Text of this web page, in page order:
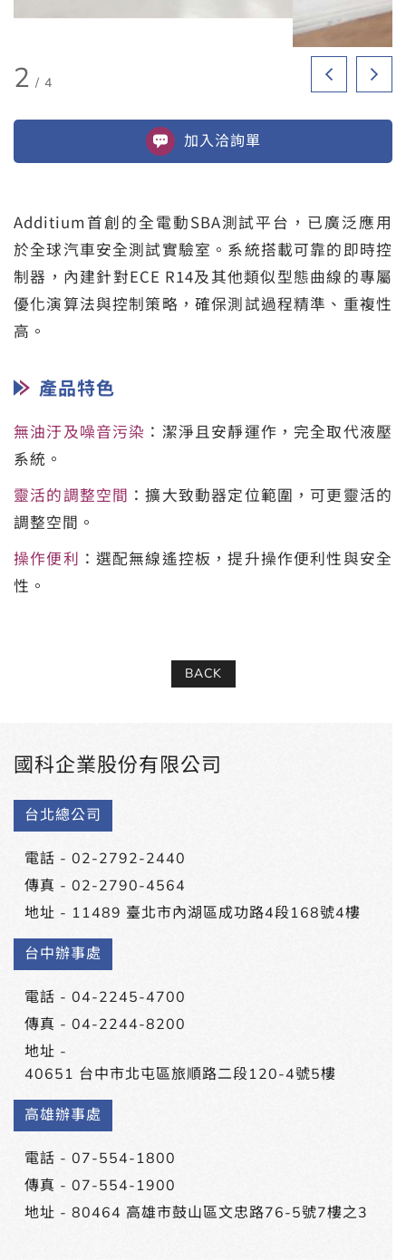
2 / 4
加入洽詢單
Additium首創的全電動SBA測試平台，已廣泛應用
於全球汽車安全測試實驗室。系統搭載可靠的即時控
制器，內建針對ECE R14及其他類似型態曲線的專屬
優化演算法與控制策略，確保測試過程精準、重複性
高。
產品特色
無油汙及噪音污染 ：潔淨且安靜運作，完全取代液壓
系統。
靈活的調整空間 ：擴大致動器定位範圍，可更靈活的
調整空間。
操作便利 ：選配無線遙控板，提升操作便利性與安全
性。
BACK
國科企業股份有限公司
台北總公司
電話 - 02-2792-2440
傳真 - 02-2790-4564
地址 - 11489 臺北市內湖區成功路4段168號4樓
台中辦事處
電話 - 04-2245-4700
傳真 - 04-2244-8200
地址 -
40651 台中市北屯區旅順路二段120-4號5樓
高雄辦事處
電話 - 07-554-1800
傳真 - 07-554-1900
地址 - 80464 高雄市鼓山區文忠路76-5號7樓之3